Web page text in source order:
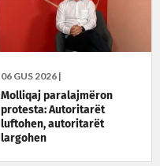
06 GUS 2026 |
Molliqaj paralajmëron
protesta: Autoritarët
luftohen, autoritarët
largohen